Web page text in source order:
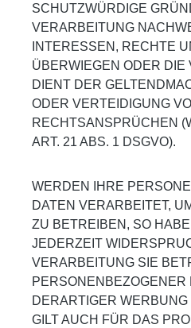
SCHUTZWÜRDIGE
VERARBEITUNG
INTERESSEN, RECHTE
ÜBERWIEGEN ODER DIE
DIENT DER
ODER VERTEIDIGUNG
RECHTSANSPRÜCHEN
ART. 21 ABS. 1 DSGVO).
WERDEN IHRE
DATEN VERARBEITET,
ZU BETREIBEN, SO
JEDERZEIT
VERARBEITUNG SIE
DERARTIGER
GILT AUCH FÜR DAS